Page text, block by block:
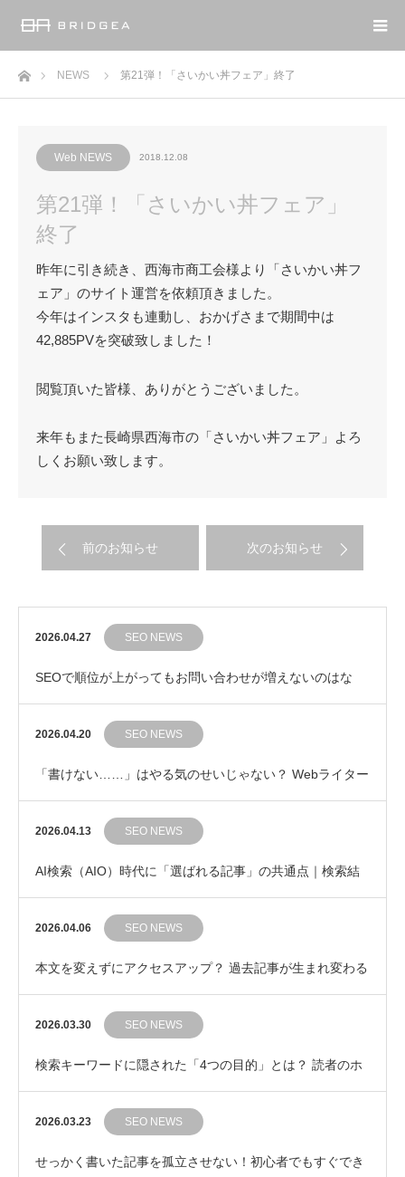
ホームNEWS 第21弾！「さいかい丼フェア」終了
Web NEWS 2018.12.08
第21弾！「さいかい丼フェア」
終了
昨年に引き続き、西海市商工会様より「さいかい丼フ
ェア」のサイト運営を依頼頂きました。
今年はインスタも連動し、おかげさまで期間中は
42,885PVを突破致しました！
閲覧頂いた皆様、ありがとうございました。
来年もまた長崎県西海市の「さいかい丼フェア」よろ
しくお願い致します。
前のお知らせ 次のお知らせ
2026.04.27 SEO NEWS
SEOで順位が上がってもお問い合わせが増えないのはな
ぜ？ 成果につながるキーワード選びの考え方
2026.04.20 SEO NEWS
「書けない……」はやる気のせいじゃない？ Webライター
の集中力を守る「ポモドーロ・テクニック」のす…
2026.04.13 SEO NEWS
AI検索（AIO）時代に「選ばれる記事」の共通点｜検索結
果の“その先”を提示するライティング
2026.04.06 SEO NEWS
本文を変えずにアクセスアップ？ 過去記事が生まれ変わる
「タイトル修正」3つのポイント
2026.03.30 SEO NEWS
検索キーワードに隠された「4つの目的」とは？ 読者のホ
ンネを見抜く検索意図の基本
2026.03.23 SEO NEWS
せっかく書いた記事を孤立させない！初心者でもすぐでき